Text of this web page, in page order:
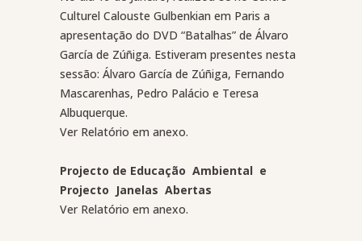
Culturel Calouste Gulbenkian em Paris a
apresentação do DVD “Batalhas” de Álvaro
García de Zúñiga. Estiveram presentes nesta
sessão: Álvaro García de Zúñiga, Fernando
Mascarenhas, Pedro Palácio e Teresa
Albuquerque.
Ver Relatório em anexo.
Projecto de Educação Ambiental e
Projecto Janelas Abertas
Ver Relatório em anexo.